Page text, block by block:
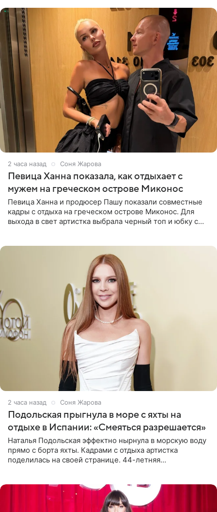
2 часа назад Соня Жарова
Певица Ханна показала, как отдыхает с
мужем на греческом острове Миконос
Певица Ханна и продюсер Пашу показали совместные
кадры с отдыха на греческом острове Миконос. Для
выхода в свет артистка выбрала черный топ и юбку с
2 часа назад Соня Жарова
Подольская прыгнула в море с яхты на
отдыхе в Испании: «Смеяться разрешается»
Наталья Подольская эффектно нырнула в морскую воду
прямо с борта яхты. Кадрами с отдыха артистка
поделилась на своей странице. 44-летняя